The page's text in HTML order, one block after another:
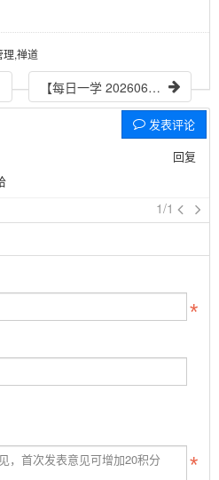
理,禅道
【每日一学 20260609】商业机会分析过程
发表评论
回复
1/1